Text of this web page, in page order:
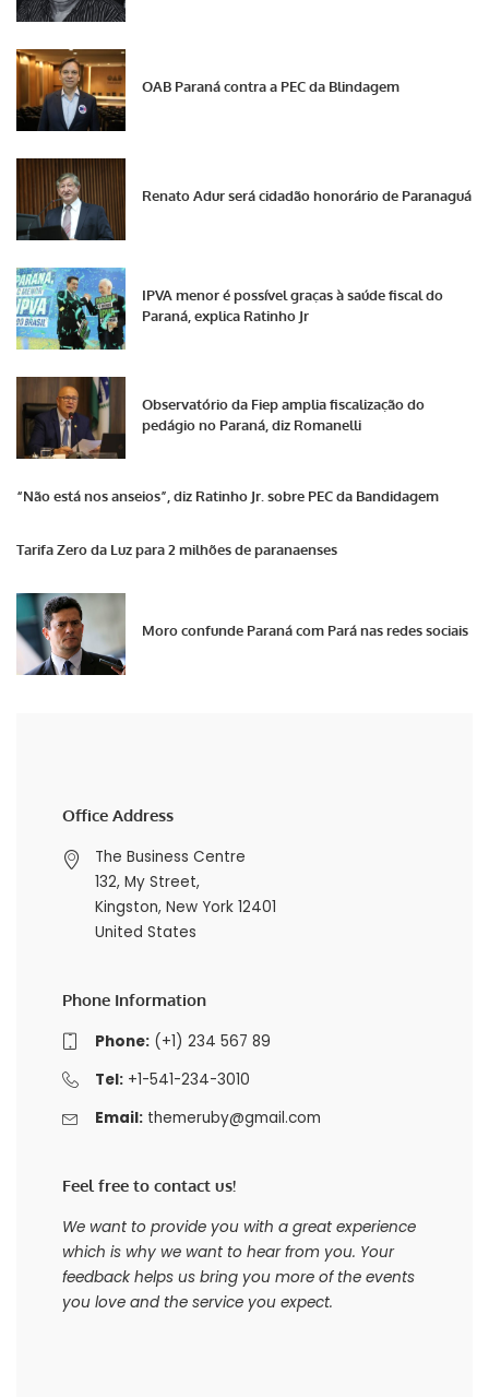
OAB Paraná contra a PEC da Blindagem
Renato Adur será cidadão honorário de Paranaguá
IPVA menor é possível graças à saúde fiscal do
Paraná, explica Ratinho Jr
Observatório da Fiep amplia fiscalização do
pedágio no Paraná, diz Romanelli
“Não está nos anseios”, diz Ratinho Jr. sobre PEC da Bandidagem
Tarifa Zero da Luz para 2 milhões de paranaenses
Moro confunde Paraná com Pará nas redes sociais
Office Address
The Business Centre
132, My Street,
Kingston, New York 12401
United States
Phone Information
Phone:(+1) 234 567 89
Tel:+1-541-234-3010
Email: themeruby@gmail.com
Feel free to contact us!
We want to provide you with a great experience
which is why we want to hear from you. Your
feedback helps us bring you more of the events
you love and the service you expect.